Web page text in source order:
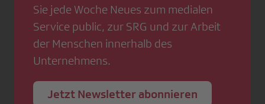
Sie jede Woche Neues zum medialen
Service public, zur SRG und zur Arbeit
der Menschen innerhalb des
Unternehmens.
Jetzt Newsletter abonnieren